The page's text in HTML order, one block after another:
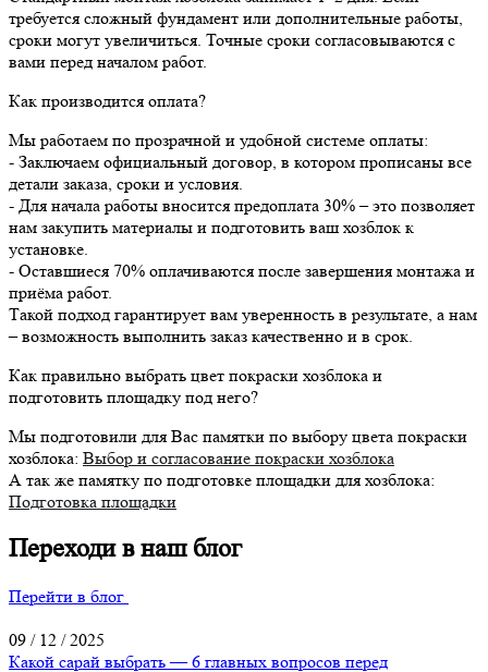
требуется сложный фундамент или дополнительные работы,
сроки могут увеличиться. Точные сроки согласовываются с
вами перед началом работ.
Как производится оплата?
Мы работаем по прозрачной и удобной системе оплаты:
- Заключаем официальный договор, в котором прописаны все
детали заказа, сроки и условия.
- Для начала работы вносится предоплата 30% – это позволяет
нам закупить материалы и подготовить ваш хозблок к
установке.
- Оставшиеся 70% оплачиваются после завершения монтажа и
приёма работ.
Такой подход гарантирует вам уверенность в результате, а нам
– возможность выполнить заказ качественно и в срок.
Как правильно выбрать цвет покраски хозблока и
подготовить площадку под него?
Мы подготовили для Вас памятки по выбору цвета покраски
хозблока: Выбор и согласование покраски хозблока
А так же памятку по подготовке площадки для хозблока:
Подготовка площадки
Переходи в наш блог
Перейти в блог
09 / 12 / 2025
Какой сарай выбрать — 6 главных вопросов перед